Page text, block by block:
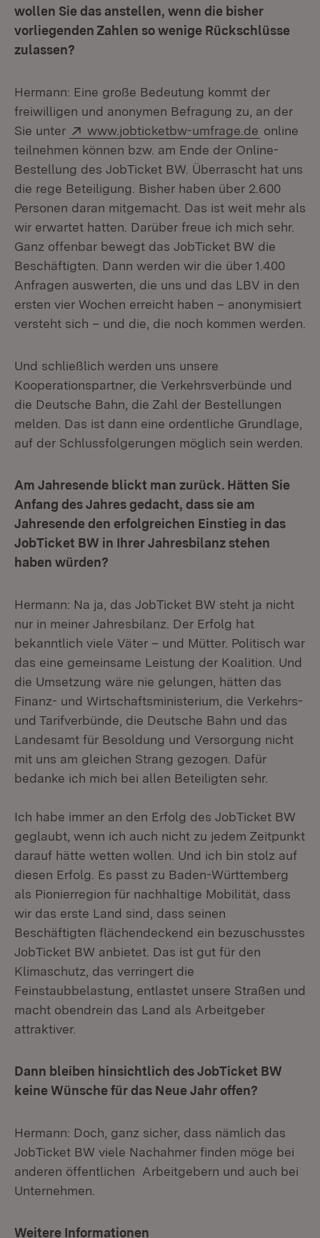
wollen Sie das anstellen, wenn die bisher
vorliegenden Zahlen so wenige Rückschlüsse
zulassen?
Hermann: Eine große Bedeutung kommt der
freiwilligen und anonymen Befragung zu, an der
Sie unter
Extern:
www.jobticketbw-umfrage.de (Öffnet in
online
teilnehmen können bzw. am Ende der Online-
Bestellung des JobTicket BW. Überrascht hat uns
die rege Beteiligung. Bisher haben über 2.600
Personen daran mitgemacht. Das ist weit mehr als
wir erwartet hatten. Darüber freue ich mich sehr.
Ganz offenbar bewegt das JobTicket BW die
Beschäftigten. Dann werden wir die über 1.400
Anfragen auswerten, die uns und das LBV in den
ersten vier Wochen erreicht haben – anonymisiert
versteht sich – und die, die noch kommen werden.
Und schließlich werden uns unsere
Kooperationspartner, die Verkehrsverbünde und
die Deutsche Bahn, die Zahl der Bestellungen
melden. Das ist dann eine ordentliche Grundlage,
auf der Schlussfolgerungen möglich sein werden.
Am Jahresende blickt man zurück. Hätten Sie
Anfang des Jahres gedacht, dass sie am
Jahresende den erfolgreichen Einstieg in das
JobTicket BW in Ihrer Jahresbilanz stehen
haben würden?
Hermann: Na ja, das JobTicket BW steht ja nicht
nur in meiner Jahresbilanz. Der Erfolg hat
bekanntlich viele Väter – und Mütter. Politisch war
das eine gemeinsame Leistung der Koalition. Und
die Umsetzung wäre nie gelungen, hätten das
Finanz- und Wirtschaftsministerium, die Verkehrs-
und Tarifverbünde, die Deutsche Bahn und das
Landesamt für Besoldung und Versorgung nicht
mit uns am gleichen Strang gezogen. Dafür
bedanke ich mich bei allen Beteiligten sehr.
Ich habe immer an den Erfolg des JobTicket BW
geglaubt, wenn ich auch nicht zu jedem Zeitpunkt
darauf hätte wetten wollen. Und ich bin stolz auf
diesen Erfolg. Es passt zu Baden-Württemberg
als Pionierregion für nachhaltige Mobilität, dass
wir das erste Land sind, dass seinen
Beschäftigten flächendeckend ein bezuschusstes
JobTicket BW anbietet. Das ist gut für den
Klimaschutz, das verringert die
Feinstaubbelastung, entlastet unsere Straßen und
macht obendrein das Land als Arbeitgeber
attraktiver.
Dann bleiben hinsichtlich des JobTicket BW
keine Wünsche für das Neue Jahr offen?
Hermann: Doch, ganz sicher, dass nämlich das
JobTicket BW viele Nachahmer finden möge bei
anderen öffentlichen Arbeitgebern und auch bei
Unternehmen.
Weitere Informationen